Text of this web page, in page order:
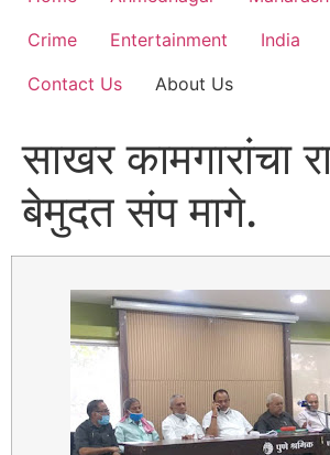
Crime
Entertainment India
Contact Us
About Us
साखर कामगारांचा
बेमुदत संप मागे.